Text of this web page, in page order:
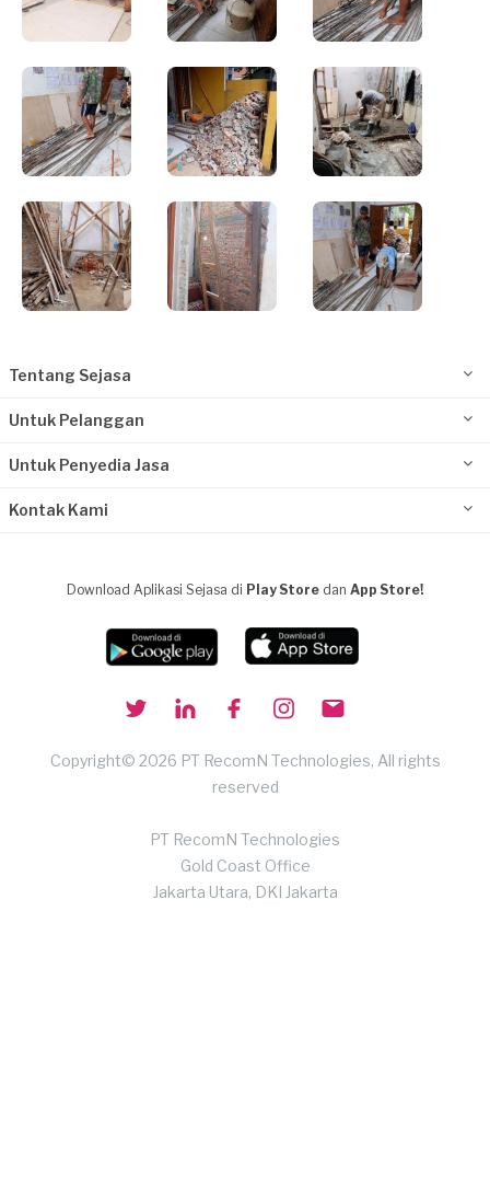
Tentang Sejasa
Untuk Pelanggan
Untuk Penyedia Jasa
Kontak Kami
Download Aplikasi Sejasa di Play Store dan App Store!
Copyright© 2026 PT RecomN Technologies, All rights
reserved
PT RecomN Technologies
Gold Coast Office
Jakarta Utara, DKI Jakarta